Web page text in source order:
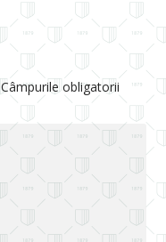
Câmpurile obligatorii